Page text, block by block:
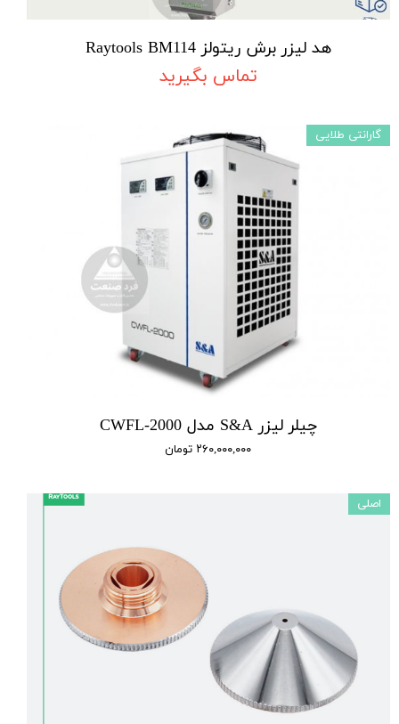
هد لیزر برش ریتولز Raytools BM114
تماس بگیرید
چیلر لیزر S&A مدل CWFL-2000
۲۶۰,۰۰۰,۰۰۰ تومان
گارانتی طلایی
اصلی